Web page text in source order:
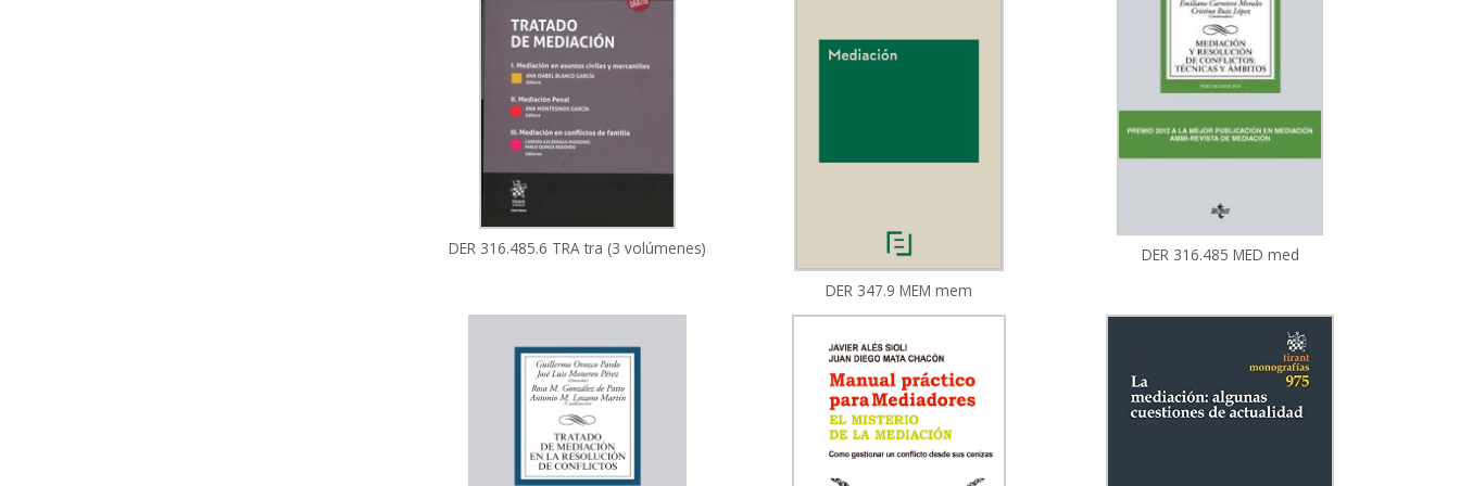
DER 316.485.6 TRA tra (3 volúmenes)
DER 347.9 MEM mem
DER 316.485 MED med